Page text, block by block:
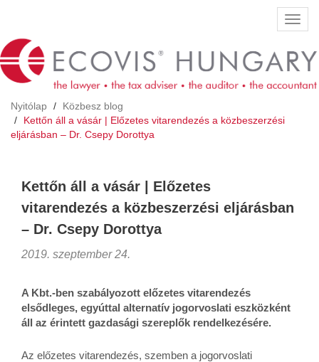
Nyitólap
Közbesz blog
Kettőn áll a vásár | Előzetes vitarendezés a közbeszerzési
eljárásban – Dr. Csepy Dorottya
Kettőn áll a vásár | Előzetes
vitarendezés a közbeszerzési eljárásban
– Dr. Csepy Dorottya
2019. szeptember 24.
A Kbt.-ben szabályozott előzetes vitarendezés
elsődleges, egyúttal alternatív jogorvoslati eszközként
áll az érintett gazdasági szereplők rendelkezésére.
Az előzetes vitarendezés, szemben a jogorvoslati